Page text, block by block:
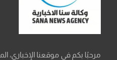
مرحبًا بكم في موقعنا الإخباري،